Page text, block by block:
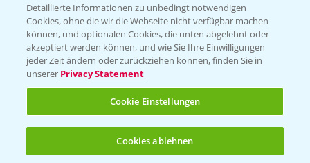
PAMIRA - Packmittelrücknahme
Sammelstellen und Termine
PRE - Chemikalien sicher entsorgen
Sammelstellen und Termine
Detaillierte Informationen zu unbedingt notwendigen
Cookies, ohne die wir die Webseite nicht verfügbar machen
können, und optionalen Cookies, die unten abgelehnt oder
akzeptiert werden können, und wie Sie Ihre Einwilligungen
jeder Zeit ändern oder zurückziehen können, finden Sie in
unserer Privacy Statement
Cookie Einstellungen
Cookies ablehnen